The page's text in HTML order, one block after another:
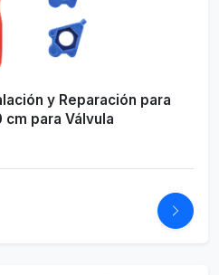
y Reparación para
para Válvula